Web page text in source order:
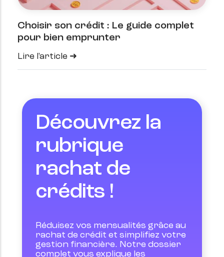
Choisir son crédit : Le guide complet
pour bien emprunter
Lire l'article
Découvrez la
rubrique
rachat de
crédits !
Réduisez vos mensualités grâce au
rachat de crédit et simplifiez votre
gestion financière. Notre dossier
complet vous explique les